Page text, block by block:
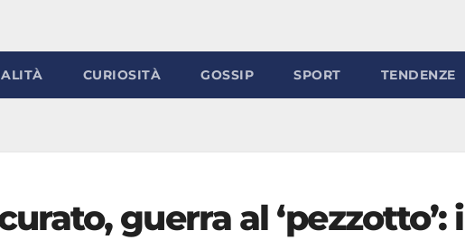
CURIOSITÀ GOSSIP SPORT TENDENZE
guerra al ‘pezzotto’: i